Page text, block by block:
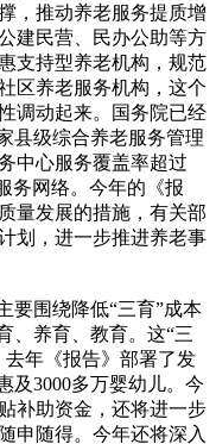
，推动养老服务提质增
建民营、民办公助等方
支持型养老机构，规范
区养老服务机构，这个
调动起来。国务院已经
县级综合养老服务管理
中心服务覆盖率超过
务网络。今年的《报
量发展的措施，有关部
划，进一步推进养老事
要围绕降低“三育”成本
、养育、教育。这“三
年《报告》部署了发
及3000多万婴幼儿。今
补助资金，还将进一步
申随得。今年还将深入